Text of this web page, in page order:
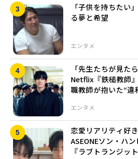
エンタメ
「子供を持ちたい
る夢と希望
エンタメ
「先生たちが見た
Netflix『鉄槌教師
職教師が抱いた“違
恋愛リアリティ好
ASEONEソン・ハ
『ラブトランジッ